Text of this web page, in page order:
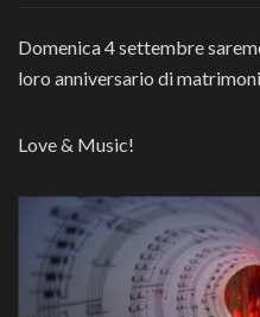
Domenica 4 settembre
loro anniversario di
Love & Music!